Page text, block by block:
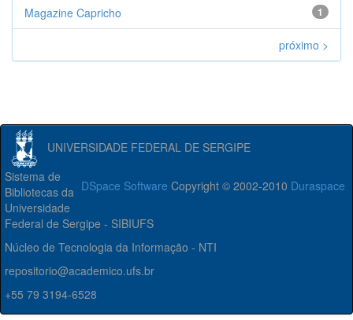
1
Magazine Capricho
próximo >
UNIVERSIDADE FEDERAL DE SERGIPE
DSpace Software Copyright © 2002-2010 Duraspace
Sistema de
Bibliotecas da
Universidade
Federal de Sergipe - SIBIUFS
Núcleo de Tecnologia da Informação - NTI
repositorio@academico.ufs.br
+55 79 3194-6528